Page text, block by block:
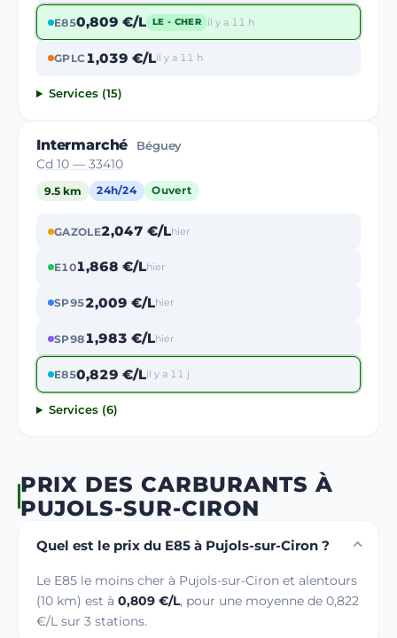
E850,809 €/L LE - CHER il y a 11 h
GPLC1,039 €/Lil y a 11 h
Services (15)
Intermarché Béguey
Cd 10 — 33410
9.5 km 24h/24 Ouvert
GAZOLE2,047 €/Lhier
E101,868 €/Lhier
SP952,009 €/Lhier
SP981,983 €/Lhier
E850,829 €/Lil y a 11 j
Services (6)
PRIX DES CARBURANTS À
PUJOLS-SUR-CIRON
Quel est le prix du E85 à Pujols-sur-Ciron ?
Le E85 le moins cher à Pujols-sur-Ciron et alentours
(10 km) est à 0,809 €/L, pour une moyenne de 0,822
€/L sur 3 stations.